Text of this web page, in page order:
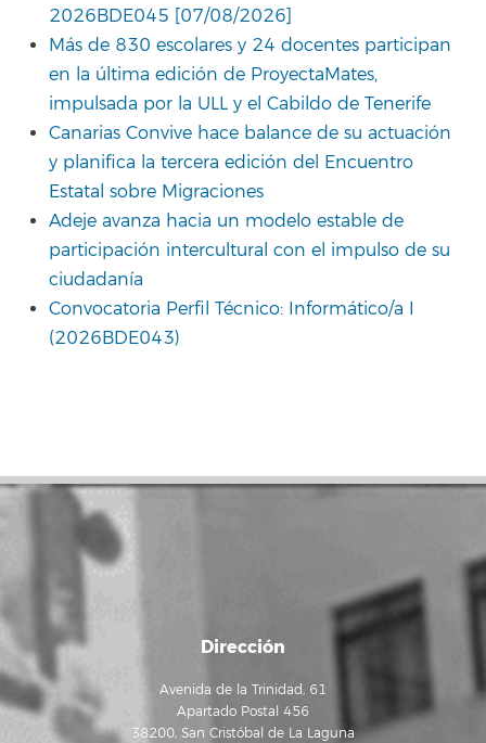
2026BDE045 [07/08/2026]
Más de 830 escolares y 24 docentes participan
en la última edición de ProyectaMates,
impulsada por la ULL y el Cabildo de Tenerife
Canarias Convive hace balance de su actuación
y planifica la tercera edición del Encuentro
Estatal sobre Migraciones
Adeje avanza hacia un modelo estable de
participación intercultural con el impulso de su
ciudadanía
Convocatoria Perfil Técnico: Informático/a I
(2026BDE043)
Dirección
Avenida de la Trinidad, 61
Apartado Postal 456
38200, San Cristóbal de La Laguna